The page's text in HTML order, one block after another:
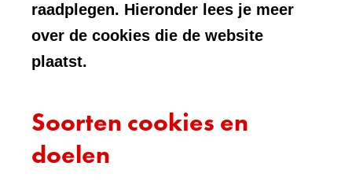
raadplegen. Hieronder lees je meer
over de cookies die de website
plaatst.
Soorten cookies en
doelen